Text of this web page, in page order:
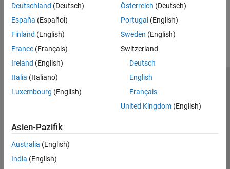
How useful was this information?
Deutschland (Deutsch)
España (Español)
Finland (English)
France (Français)
Ireland (English)
Italia (Italiano)
Luxembourg (English)
Österreich (Deutsch)
Portugal (English)
Sweden (English)
Switzerland
Deutsch
English
Français
United Kingdom(English)
Asien-Pazifik
Australia (English)
India (English)